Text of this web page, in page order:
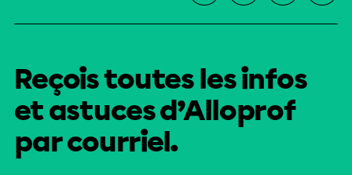
Reçois toutes les infos
et astuces d’Alloprof
par courriel.